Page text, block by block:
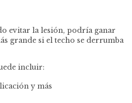
evitar la lesión, podría ganar
grande si el techo se derrumba
incluir:
y más